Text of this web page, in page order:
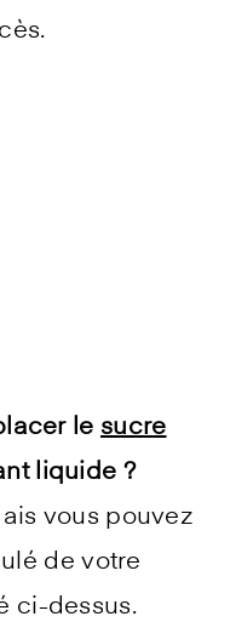
le sucre
liquide ?
vous pouvez
de votre
ci-dessus.